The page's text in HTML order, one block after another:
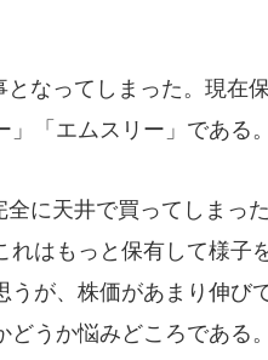
なってしまった。現在
「エムスリー」である。
に天井で買ってしまっ
はもっと保有して様子
が、株価があまり伸び
うか悩みどころである